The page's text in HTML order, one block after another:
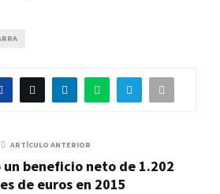
ARTÍCULO ANTERIOR
un beneficio neto de 1.202
de euros en 2015